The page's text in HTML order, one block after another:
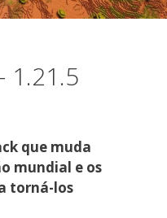
1.21.5
que muda
mundial e os
torná-los